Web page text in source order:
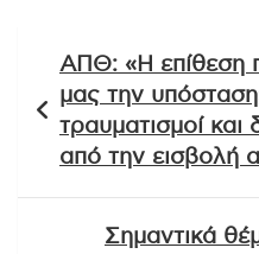
άρθρων
ΑΠΘ: «Η επίθεση
μας την
τραυματισμοί
από την εισβολή
Σημαντικά